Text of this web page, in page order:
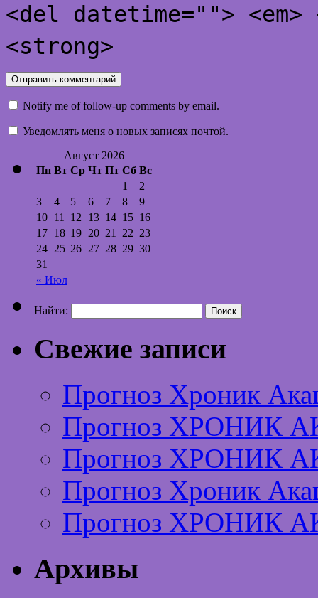
<del datetime="">
<strong>
Notify me of follow-up comments by email.
Уведомлять меня о новых записях почтой.
Август 2026
Пн Вт Ср Чт Пт Сб Вс
« Июл
1
2
3
4 5 6 7 8
9
10 11 12 13 14 15 16
17 18 19 20 21 22 23
24 25 26 27 28 29 30
31
Найти:
Свежие записи
Прогноз Хроник
Прогноз ХРОНИК
Прогноз ХРОНИК
Прогноз Хроник
Прогноз ХРОНИК
Архивы